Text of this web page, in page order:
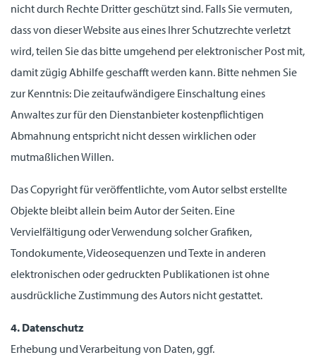
nicht durch Rechte Dritter geschützt sind. Falls Sie vermuten,
dass von dieser Website aus eines Ihrer Schutzrechte verletzt
wird, teilen Sie das bitte umgehend per elektronischer Post mit,
damit zügig Abhilfe geschafft werden kann. Bitte nehmen Sie
zur Kenntnis: Die zeitaufwändigere Einschaltung eines
Anwaltes zur für den Dienstanbieter kostenpflichtigen
Abmahnung entspricht nicht dessen wirklichen oder
mutmaßlichen Willen.
Das Copyright für veröffentlichte, vom Autor selbst erstellte
Objekte bleibt allein beim Autor der Seiten. Eine
Vervielfältigung oder Verwendung solcher Grafiken,
Tondokumente, Videosequenzen und Texte in anderen
elektronischen oder gedruckten Publikationen ist ohne
ausdrückliche Zustimmung des Autors nicht gestattet.
4. Datenschutz
Erhebung und Verarbeitung von Daten, ggf.